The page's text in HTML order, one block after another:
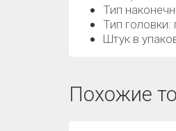
Тип
Тип
Штук в
Похожие